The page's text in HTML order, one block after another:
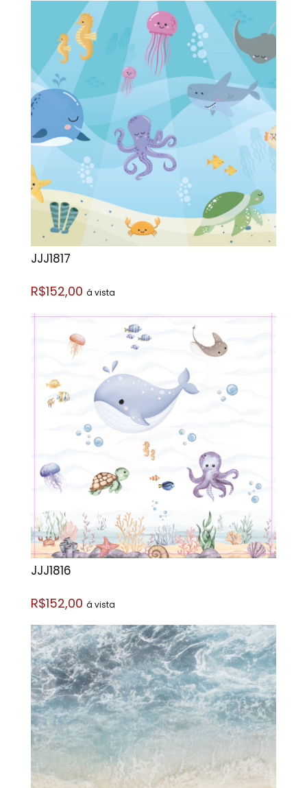
JJJ1817
R$152,00 á vista
JJJ1816
R$152,00 á vista